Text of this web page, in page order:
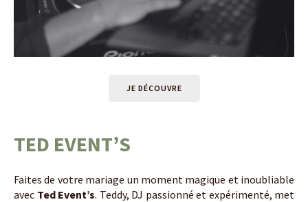
JE DÉCOUVRE
TED EVENT’S
Faites de votre mariage un moment magique et inoubliable
avec Ted Event’s. Teddy, DJ passionné et expérimenté, met